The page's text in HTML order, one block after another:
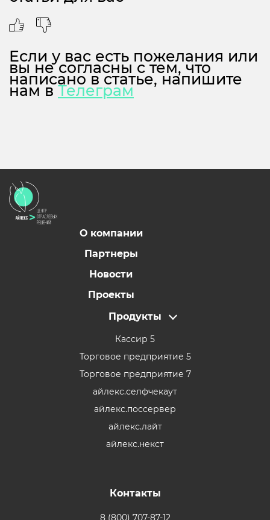
Если у вас есть пожелания или
вы не согласны с тем, что
написано в статье, напишите
нам вТелеграм
О компании
Партнеры
Новости
Проекты
Продукты
Кассир 5
Торговое предприятие 5
Торговое предприятие 7
айлекс.селфчекаут
айлекс.поссервер
айлекс.лайт
айлекс.некст
Контакты
8 (800) 707-87-12